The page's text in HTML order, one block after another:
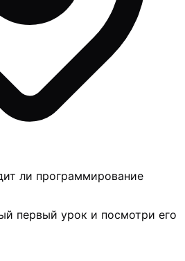
ли программирование
первый урок и посмотри его